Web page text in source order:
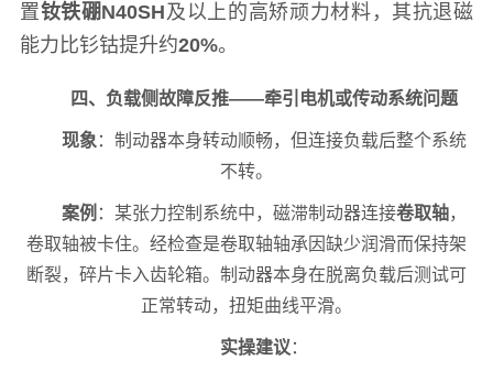
置钕铁硼N40SH及以上的高矫顽力材料，其抗退磁
能力比钐钴提升约20%。
四、负载侧故障反推——牵引电机或传动系统问题
现象 ：制动器本身转动顺畅，但连接负载后整个系统
不转。
案例 ：某张力控制系统中，磁滞制动器连接卷取轴，
卷取轴被卡住。经检查是卷取轴轴承因缺少润滑而保持架
断裂，碎片卡入齿轮箱。制动器本身在脱离负载后测试可
正常转动，扭矩曲线平滑。
实操建议 ：